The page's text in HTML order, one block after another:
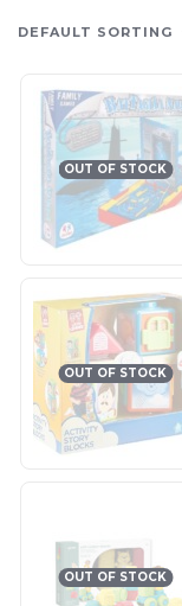
DEFAULT SORTING
OUT OF STOCK
OUT OF STOCK
OUT OF STOCK